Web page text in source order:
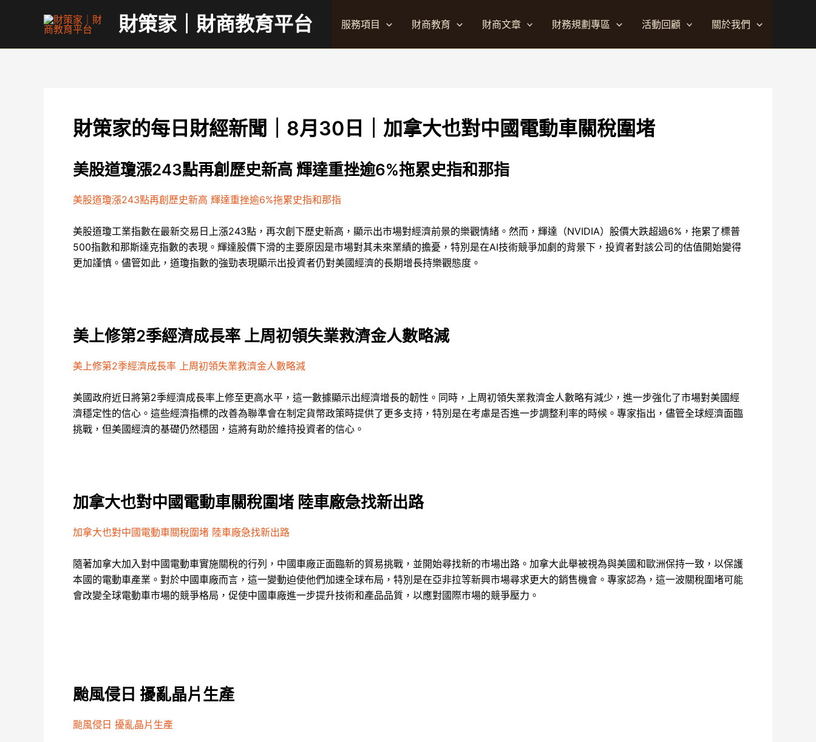
財策家｜財商教育平台 服務項目 財商教育 財商文章 財務規劃專區 活動回顧 關於我們
財策家的每日財經新聞｜8月30日｜加拿大也對中國電動車關稅圍堵
美股道瓊漲243點再創歷史新高 輝達重挫逾6%拖累史指和那指
美股道瓊漲243點再創歷史新高 輝達重挫逾6%拖累史指和那指
美股道瓊工業指數在最新交易日上漲243點，再次創下歷史新高，顯示出市場對經濟前景的樂觀情緒。然而，輝達（NVIDIA）股價大跌超過6%，拖累了標普
500指數和那斯達克指數的表現。輝達股價下滑的主要原因是市場對其未來業績的擔憂，特別是在AI技術競爭加劇的背景下，投資者對該公司的估值開始變得
更加謹慎。儘管如此，道瓊指數的強勁表現顯示出投資者仍對美國經濟的長期增長持樂觀態度。
美上修第2季經濟成長率 上周初領失業救濟金人數略減
美上修第2季經濟成長率 上周初領失業救濟金人數略減
美國政府近日將第2季經濟成長率上修至更高水平，這一數據顯示出經濟增長的韌性。同時，上周初領失業救濟金人數略有減少，進一步強化了市場對美國經
濟穩定性的信心。這些經濟指標的改善為聯準會在制定貨幣政策時提供了更多支持，特別是在考慮是否進一步調整利率的時候。專家指出，儘管全球經濟面臨
挑戰，但美國經濟的基礎仍然穩固，這將有助於維持投資者的信心。
加拿大也對中國電動車關稅圍堵 陸車廠急找新出路
加拿大也對中國電動車關稅圍堵 陸車廠急找新出路
隨著加拿大加入對中國電動車實施關稅的行列，中國車廠正面臨新的貿易挑戰，並開始尋找新的市場出路。加拿大此舉被視為與美國和歐洲保持一致，以保護
本國的電動車產業。對於中國車廠而言，這一變動迫使他們加速全球布局，特別是在亞非拉等新興市場尋求更大的銷售機會。專家認為，這一波關稅圍堵可能
會改變全球電動車市場的競爭格局，促使中國車廠進一步提升技術和產品品質，以應對國際市場的競爭壓力。
颱風侵日 擾亂晶片生產
颱風侵日 擾亂晶片生產